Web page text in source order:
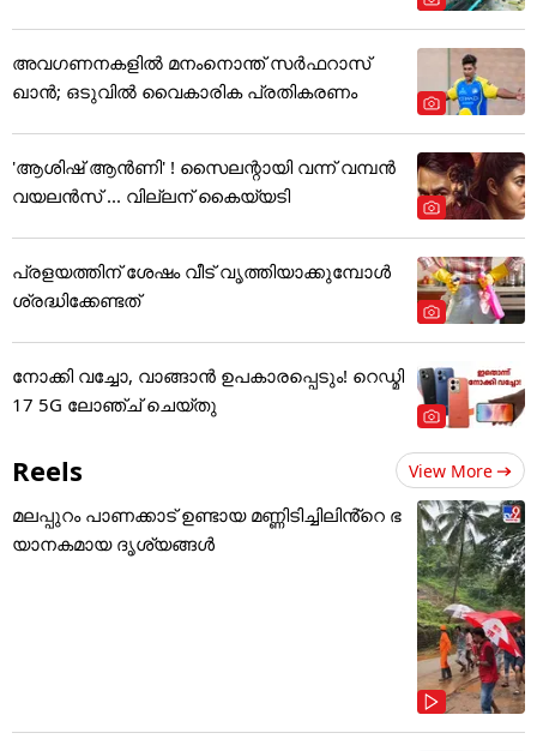
അവഗണനകളില്‍ മനംനൊന്ത് സര്‍ഫറാസ്
ഖാന്‍; ഒടുവില്‍ വൈകാരിക പ്രതികരണം
'ആശിഷ് ആൻണി' ! സൈലന്റായി വന്ന് വമ്പൻ
വയലൻസ് ... വില്ലന് കൈയ്യടി
പ്രളയത്തിന് ശേഷം വീട് വൃത്തിയാക്കുമ്പോൾ
ശ്രദ്ധിക്കേണ്ടത്
നോക്കി വച്ചോ, വാങ്ങാൻ ഉപകാരപ്പെടും! റെഡ്മി
17 5G ലോഞ്ച് ചെയ്തു
Reels View More
മലപ്പുറം പാണക്കാട് ഉണ്ടായ മണ്ണിടിച്ചിലിൻ്റെ ഭ
യാനകമായ ദൃശ്യങ്ങൾ